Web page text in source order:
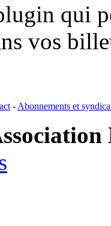
qui
vos
- Abonnements et